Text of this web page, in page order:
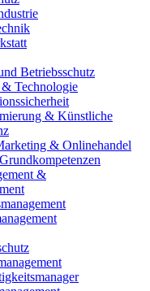
Betriebsschutz
Technologie
& Künstliche
& Onlinehandel
&